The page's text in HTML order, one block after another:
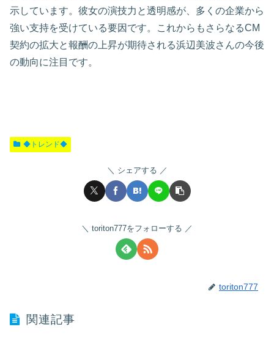
示しています。彼女の演技力と透明感が、多くの企業から
強い支持を受けている要因です。これからもさらなるCM
契約の拡大と報酬の上昇が期待される浜辺美波さんの今後
の動向に注目です。
◆トレンド◆
シェアする
toriton777をフォローする
toriton777
関連記事